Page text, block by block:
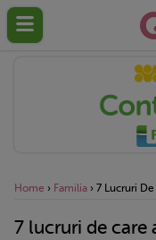
Home › Familia › 7 Lucruri
7 lucruri de care